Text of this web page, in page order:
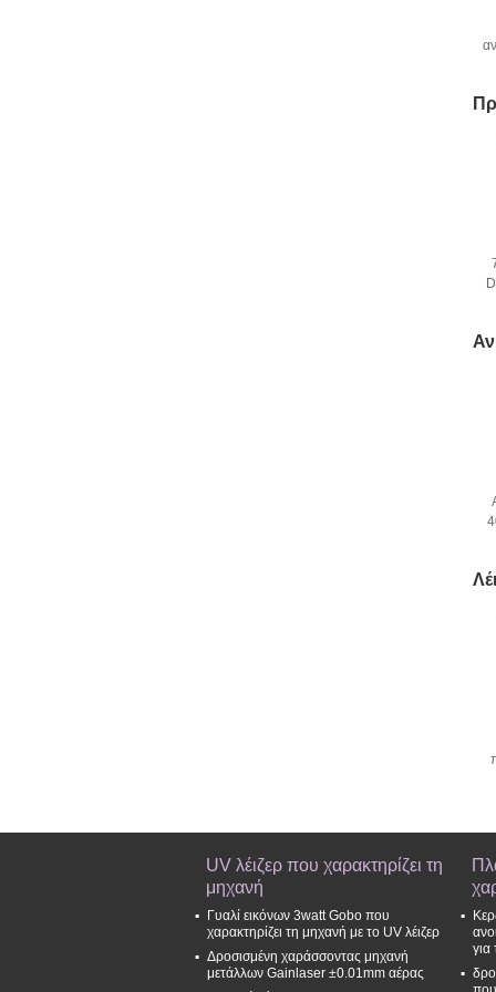
UV λέιζερ που χαρακτηρίζει τη
μηχανή
Γυαλί εικόνων 3watt Gobo που
χαρακτηρίζει τη μηχανή με το UV λέιζερ
Δροσισμένη χαράσσοντας μηχανή
μετάλλων Gainlaser ±0.01mm αέρας
για